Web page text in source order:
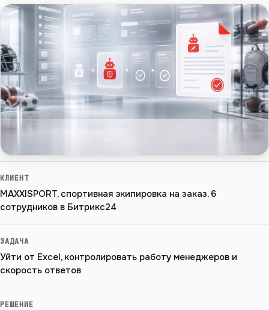
КЛИЕНТ
MAXXISPORT, спортивная экипировка на заказ, 6
сотрудников в Битрикс24
ЗАДАЧА
Уйти от Excel, контролировать работу менеджеров и
скорость ответов
РЕШЕНИЕ